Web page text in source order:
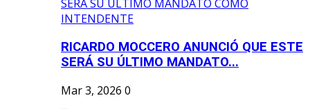
RICARDO MOCCERO ANUNCIÓ QUE ESTE
SERÁ SU ÚLTIMO MANDATO...
Mar 3, 2026 0